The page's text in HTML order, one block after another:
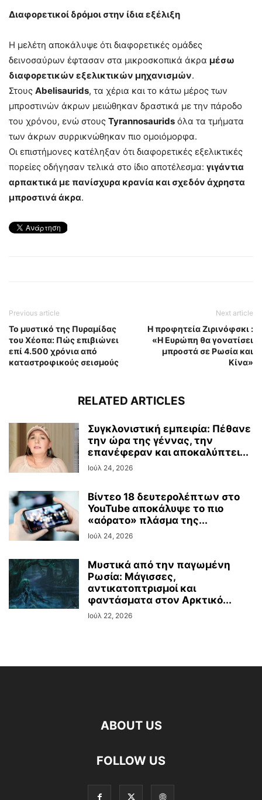
Διαφορετικοί δρόμοι στην ίδια εξέλιξη
Η μελέτη αποκάλυψε ότι διαφορετικές ομάδες
δεινοσαύρων έφτασαν στα μικροσκοπικά άκρα μέσω
διαφορετικών εξελικτικών μηχανισμών.
Στους Abelisaurids, τα χέρια και το κάτω μέρος των
μπροστινών άκρων μειώθηκαν δραστικά με την πάροδο
του χρόνου, ενώ στους Tyrannosaurids όλα τα τμήματα
των άκρων συρρικνώθηκαν πιο ομοιόμορφα.
Οι επιστήμονες κατέληξαν ότι διαφορετικές εξελικτικές
πορείες οδήγησαν τελικά στο ίδιο αποτέλεσμα: γιγάντια
αρπακτικά με πανίσχυρα κρανία και σχεδόν άχρηστα
μπροστινά άκρα.
Previous article
Το μυστικό της Πυραμίδας
του Χέοπα: Πώς επιβιώνει
επί 4.500 χρόνια από
καταστροφικούς σεισμούς
Next article
Η προφητεία Zιρινόφσκι :
«Η Ευρώπη θα γονατίσει
μπροστά σε Ρωσία και
Κίνα»
RELATED ARTICLES
Συγκλονιστική εμπειρία: Πέθανε
την ώρα της γέννας, την
επανέφεραν και αποκαλύπτει...
Ιούλ 24, 2026
Βίντεο 18 δευτερολέπτων στο
YouTube αποκάλυψε το πιο
«αόρατο» πλάσμα της...
Ιούλ 24, 2026
Μυστικά από την παγωμένη
Ρωσία: Μάγισσες,
αντικατοπτρισμοί και
φαντάσματα στον Αρκτικό...
Ιούλ 22, 2026
ABOUT US
FOLLOW US